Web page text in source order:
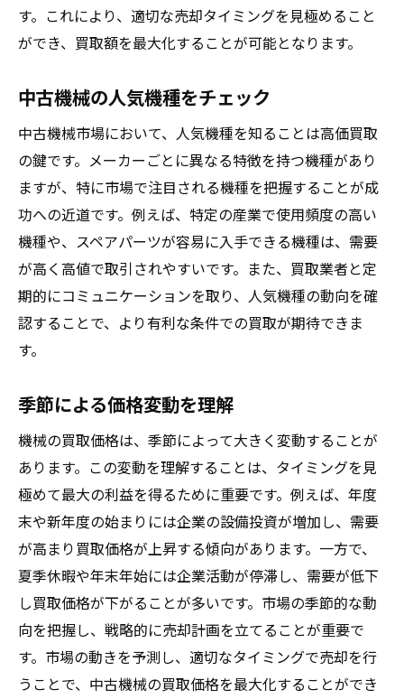
す。これにより、適切な売却タイミングを見極めること
ができ、買取額を最大化することが可能となります。
中古機械の人気機種をチェック
中古機械市場において、人気機種を知ることは高価買取
の鍵です。メーカーごとに異なる特徴を持つ機種があり
ますが、特に市場で注目される機種を把握することが成
功への近道です。例えば、特定の産業で使用頻度の高い
機種や、スペアパーツが容易に入手できる機種は、需要
が高く高値で取引されやすいです。また、買取業者と定
期的にコミュニケーションを取り、人気機種の動向を確
認することで、より有利な条件での買取が期待できま
す。
季節による価格変動を理解
機械の買取価格は、季節によって大きく変動することが
あります。この変動を理解することは、タイミングを見
極めて最大の利益を得るために重要です。例えば、年度
末や新年度の始まりには企業の設備投資が増加し、需要
が高まり買取価格が上昇する傾向があります。一方で、
夏季休暇や年末年始には企業活動が停滞し、需要が低下
し買取価格が下がることが多いです。市場の季節的な動
向を把握し、戦略的に売却計画を立てることが重要で
す。市場の動きを予測し、適切なタイミングで売却を行
うことで、中古機械の買取価格を最大化することができ